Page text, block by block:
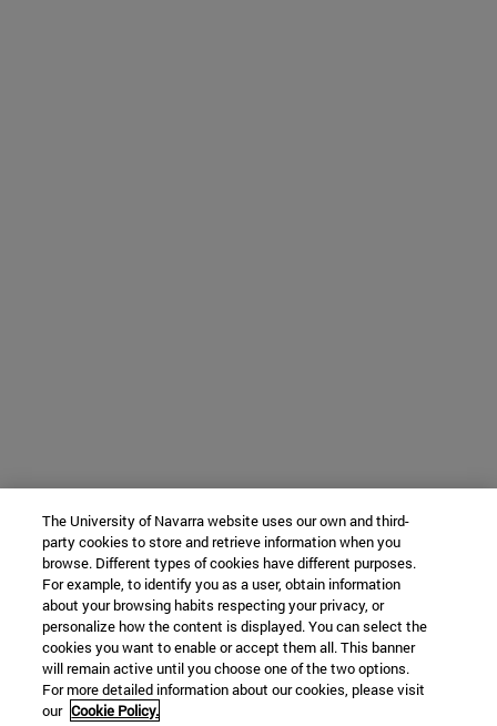
The University of Navarra website uses our own and third-
party cookies to store and retrieve information when you
browse. Different types of cookies have different purposes.
For example, to identify you as a user, obtain information
about your browsing habits respecting your privacy, or
personalize how the content is displayed. You can select the
cookies you want to enable or accept them all. This banner
will remain active until you choose one of the two options.
For more detailed information about our cookies, please visit
our Cookie Policy.